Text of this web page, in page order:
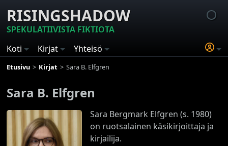
RISINGSHADOW
SPEKULATIIVISTA FIKTIOTA
Koti
Kirjat Yhteisö
Etusivu Kirjat Sara B. Elfgren
Sara B. Elfgren
Sara Bergmark Elfgren (s. 1980)
on ruotsalainen käsikirjoittaja ja
kirjailija.